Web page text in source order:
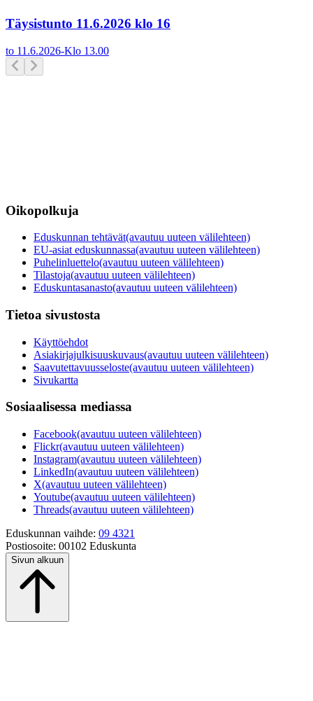
Täysistunto 11.6.2026 klo 16
to 11.6.2026-Klo 13.00
Oikopolkuja
Eduskunnan tehtävät(avautuu uuteen välilehteen)
EU-asiat eduskunnassa(avautuu uuteen välilehteen)
Puhelinluettelo(avautuu uuteen välilehteen)
Tilastoja(avautuu uuteen välilehteen)
Eduskuntasanasto(avautuu uuteen välilehteen)
Tietoa sivustosta
Käyttöehdot
Asiakirjajulkisuuskuvaus(avautuu uuteen välilehteen)
Saavutettavuusseloste(avautuu uuteen välilehteen)
Sivukartta
Sosiaalisessa mediassa
Facebook(avautuu uuteen välilehteen)
Flickr(avautuu uuteen välilehteen)
Instagram(avautuu uuteen välilehteen)
LinkedIn(avautuu uuteen välilehteen)
X(avautuu uuteen välilehteen)
Youtube(avautuu uuteen välilehteen)
Threads(avautuu uuteen välilehteen)
Eduskunnan vaihde: 09 4321
Postiosoite: 00102 Eduskunta
Sivun alkuun